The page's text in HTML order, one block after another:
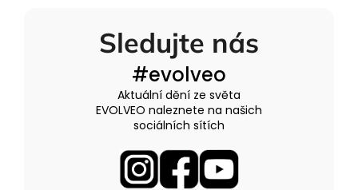
Sledujte nás
#evolveo
Aktuální dění ze světa
EVOLVEO naleznete na našich
sociálních sítích